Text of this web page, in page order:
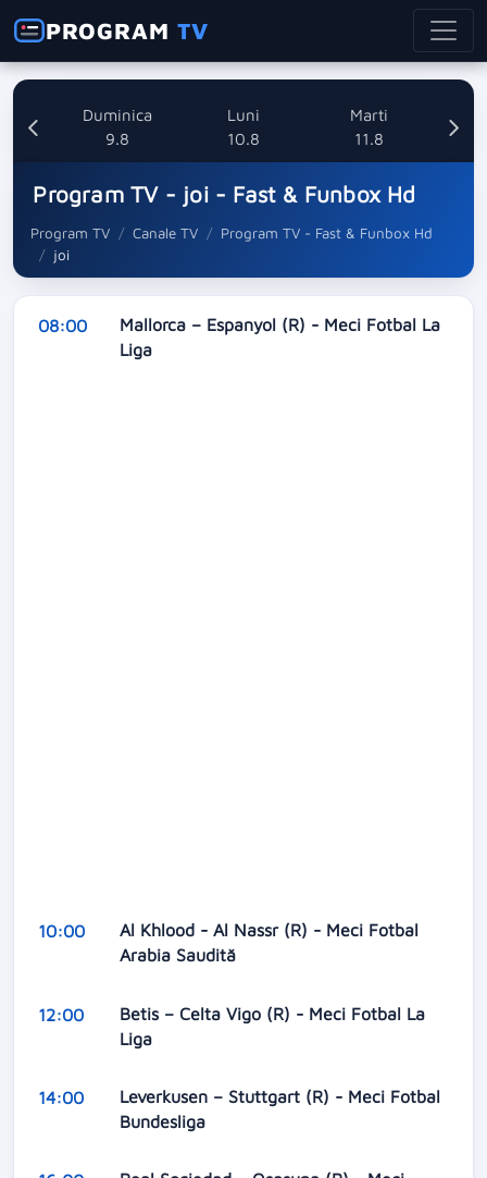
PROGRAMTV
Duminica
9.8
Luni
10.8
Marti
11.8
Program TV - joi - Fast & Funbox Hd
Program TV Canale TV
Program TV - Fast & Funbox Hd
joi
08:00
Mallorca – Espanyol (R) - Meci Fotbal La
Liga
10:00
Al Khlood - Al Nassr (R) - Meci Fotbal
Arabia Saudită
12:00
Betis – Celta Vigo (R) - Meci Fotbal La
Liga
14:00
Leverkusen – Stuttgart (R) - Meci Fotbal
Bundesliga